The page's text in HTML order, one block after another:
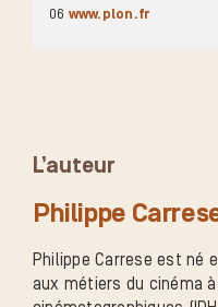
06 www.plon.fr
L’auteur
Philippe
Philippe Carrese est né
aux métiers du cinéma